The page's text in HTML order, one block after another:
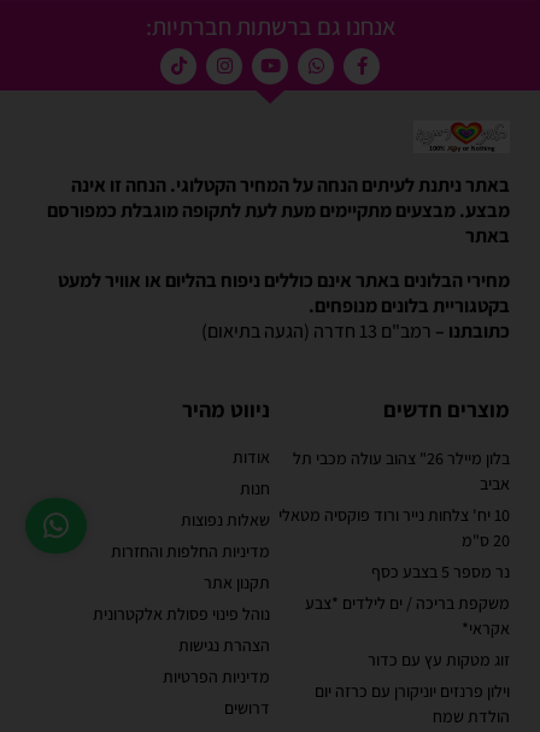
אנחנו גם ברשתות חברתיות:
באתר ניתנת לעיתים הנחה על המחיר הקטלוגי. הנחה זו אינה
מבצע. מבצעים מתקיימים מעת לעת לתקופה מוגבלת כמפורסם
באתר
מחירי הבלונים באתר אינם כוללים ניפוח בהליום או אוויר למעט
בקטגוריית בלונים מנופחים.
כתובתנו – רמב"ם 13 חדרה (הגעה בתיאום)
מוצרים חדשים
בלון מיילר 26" צהוב עולה מכבי תל
אביב
10 יח' צלחות נייר ורוד פוקסיה מטאלי
20 ס"מ
נר מספר 5 בצבע כסף
משקפת בריכה / ים לילדים *צבע
אקראי*
זוג מטקות עץ עם כדור
וילון פרנזים יוניקורן עם כרזה יום
הולדת שמח
ניווט מהיר
אודות
חנות
שאלות נפוצות
מדיניות החלפות והחזרות
תקנון אתר
נוהל פינוי פסולת אלקטרונית
הצהרת נגישות
מדיניות הפרטיות
דרושים